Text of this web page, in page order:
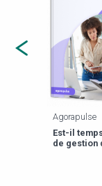
Agorapulse
Est-il
de gestion